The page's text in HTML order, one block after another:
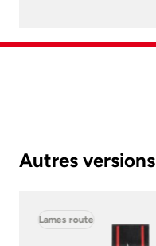
Autres versions
Lames route